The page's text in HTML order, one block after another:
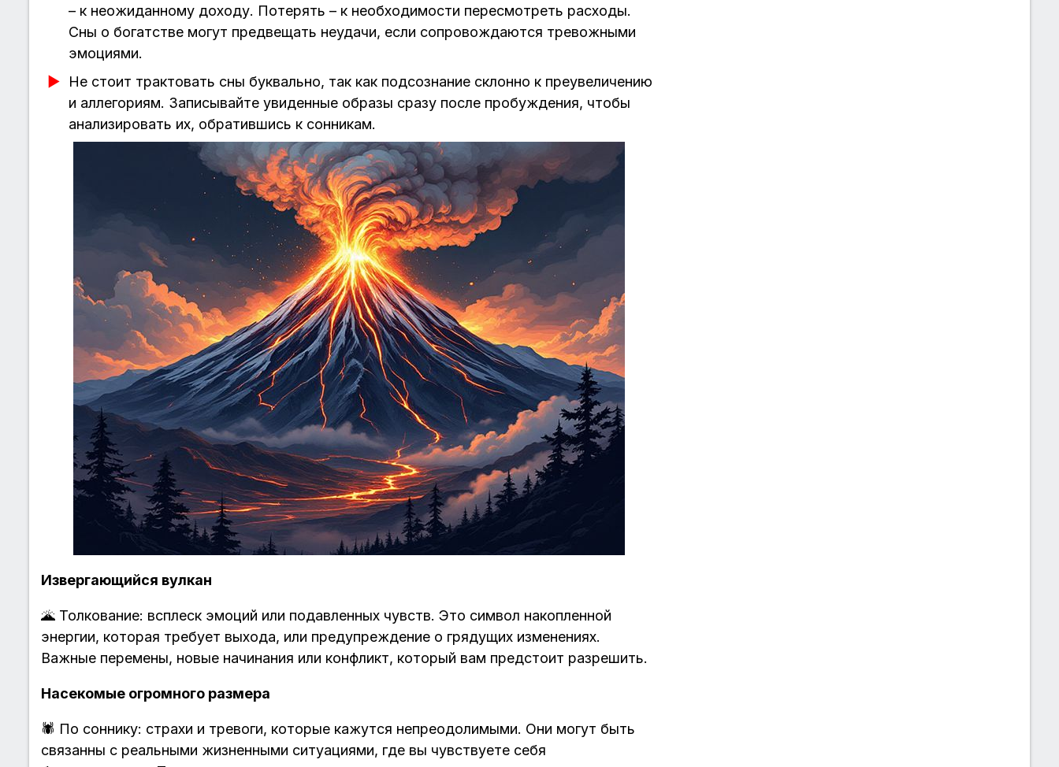
– к неожиданному доходу. Потерять – к необходимости пересмотреть расходы.
Сны о богатстве могут предвещать неудачи, если сопровождаются тревожными
эмоциями.
Не стоит трактовать сны буквально, так как подсознание склонно к преувеличению
и аллегориям. Записывайте увиденные образы сразу после пробуждения, чтобы
анализировать их, обратившись к сонникам.
Извергающийся вулкан
🌋 Толкование: всплеск эмоций или подавленных чувств. Это символ накопленной
энергии, которая требует выхода, или предупреждение о грядущих изменениях.
Важные перемены, новые начинания или конфликт, который вам предстоит разрешить.
Насекомые огромного размера
🕷️ По соннику: страхи и тревоги, которые кажутся непреодолимыми. Они могут быть
связанны с реальными жизненными ситуациями, где вы чувствуете себя